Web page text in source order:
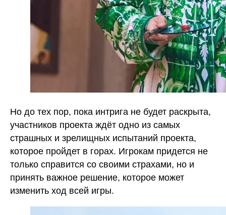
Но до тех пор, пока интрига не будет раскрыта,
участников проекта ждёт одно из самых
страшных и зрелищных испытаний проекта,
которое пройдет в горах. Игрокам придется не
только справится со своими страхами, но и
принять важное решение, которое может
изменить ход всей игры.